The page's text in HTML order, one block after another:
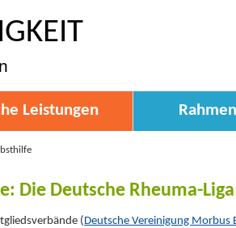
Leistungen
Die Deutsche Rheuma-Liga
(Deutsche Vereinigung Morbus